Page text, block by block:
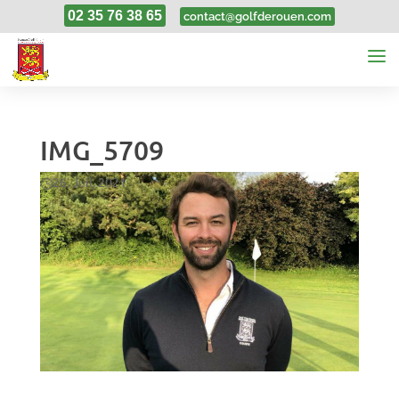
02 35 76 38 65 contact@golfderouen.com
IMG_5709
26, Juil, 2021